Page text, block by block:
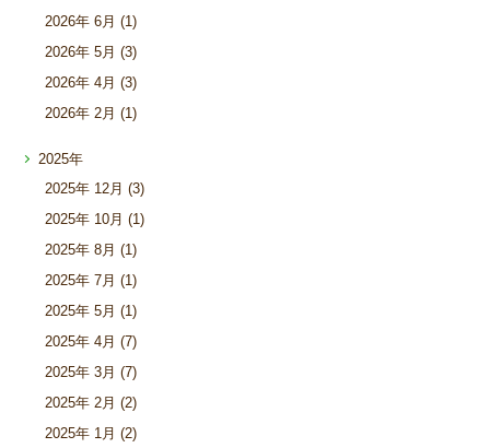
2026年 6月 (1)
2026年 5月 (3)
2026年 4月 (3)
2026年 2月 (1)
2025年
2025年 12月 (3)
2025年 10月 (1)
2025年 8月 (1)
2025年 7月 (1)
2025年 5月 (1)
2025年 4月 (7)
2025年 3月 (7)
2025年 2月 (2)
2025年 1月 (2)